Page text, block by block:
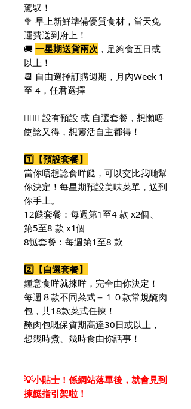
駕馭！
🥦 早上新鮮準備優質食材，當天免
運費送到府上！
🚚 一星期送貨兩次 ，足夠食五日或
以上！
📆 自由選擇訂購週期，月內Week 1
至 4，任君選擇
🙆🏻‍♀️ 設有預設 或 自選套餐，想懶唔
使諗又得，想靈活自主都得！
1️⃣【預設套餐】
當你唔想諗食咩餸，可以交比我哋幫
你決定！每星期預設美味菜單，送到
你手上。
12餸套餐：每週第1至4 款 x2個、
第5至8 款 x1個
8餸套餐：每週第1至8 款
2️⃣【自選套餐】
鍾意食咩就揀咩，完全由你決定！
每週８款不同菜式＋ １０款常規醃肉
包，共18款菜式任揀！
醃肉包嘅保質期高達30日或以上，
想幾時煮、幾時食由你話事！
💡小貼士！係網站落單後，就會見到
揀餸指引架啦！